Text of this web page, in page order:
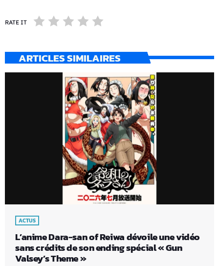
RATE IT
ARTICLES SIMILAIRES
ACTUS
L’anime Dara-san of Reiwa dévoile une vidéo
sans crédits de son ending spécial « Gun
Valsey’s Theme »